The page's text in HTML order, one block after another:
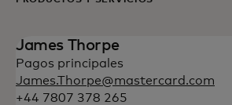
James Thorpe
Pagos principales
James.Thorpe@mastercard.com
+44 7807 378 265